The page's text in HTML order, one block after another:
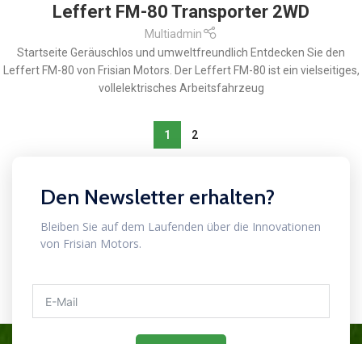
Leffert FM-80 Transporter 2WD
Multiadmin
Startseite Geräuschlos und umweltfreundlich Entdecken Sie den
Leffert FM-80 von Frisian Motors. Der Leffert FM-80 ist ein vielseitiges,
vollelektrisches Arbeitsfahrzeug
1 2
Den Newsletter erhalten?
Bleiben Sie auf dem Laufenden über die Innovationen
von Frisian Motors.